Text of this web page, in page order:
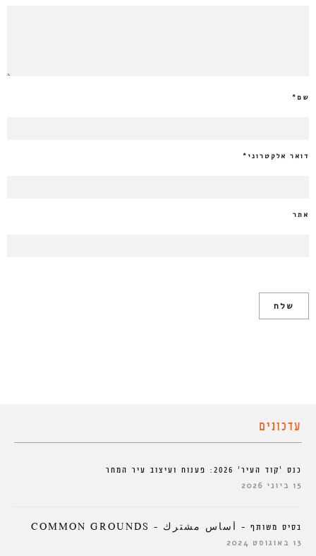
שם*
דואר אלקטרוני *
אתר
עדכונים
כנס ‘קוד העיר’ 2026: פענוח ועיצוב עיר המחר
15 ביוני 2026
בסיס משותף – أساس مشترك – COMMON GROUNDS
13 באוגוסט 2024